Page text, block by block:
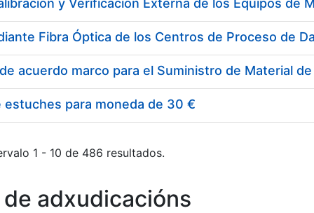
estuches para moneda de 30 €
1 - 10 de 486 resultados.
adxudicacións